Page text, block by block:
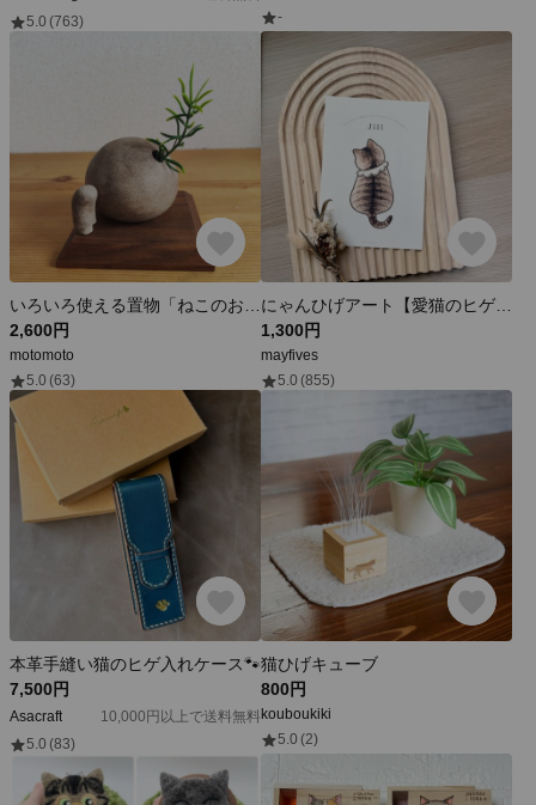
5.0 (763)
-
2,600円
motomoto
5.0 (63)
にゃんひげアート【愛猫のヒゲをかわいいアートに♡】｜猫のひげ｜ヒゲ｜猫｜イラスト｜猫の髭
1,300円
mayfives
5.0 (855)
本革手縫い猫のヒゲ入れケース🐾
7,500円
Asacraft
10,000円以上で送料無料
5.0 (83)
猫ひげキューブ
800円
kouboukiki
5.0 (2)